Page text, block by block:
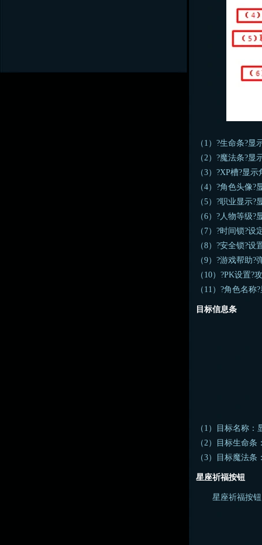
（1）?生命条?
（2）?魔法条?
（3）?XP槽?显
（4）?角色头像
（5）?职业显示
（6）?人物等级
（7）?时间锁?设
（8）?安全锁?设
（9）?游戏帮助
（10）?PK设置
（11）?角色名
目标信息条
（1）目标名称
（2）目标生命
（3）目标魔法
星座祈福按钮
星座祈福按钮